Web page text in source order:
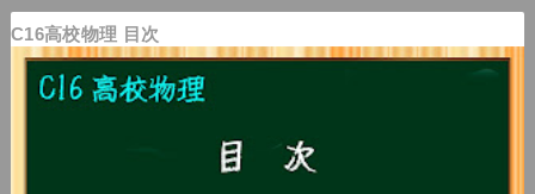
C16高校物理 目次